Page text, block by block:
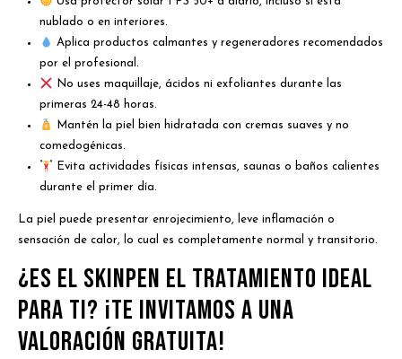
nublado o en interiores.
Aplica productos calmantes y regeneradores recomendados
por el profesional.
No uses maquillaje, ácidos ni exfoliantes durante las
primeras 24-48 horas.
Mantén la piel bien hidratada con cremas suaves y no
comedogénicas.
Evita actividades físicas intensas, saunas o baños calientes
durante el primer día.
La piel puede presentar enrojecimiento, leve inflamación o
sensación de calor, lo cual es completamente normal y transitorio.
¿Es el SkinPen el tratamiento ideal
para ti? ¡Te invitamos a una
valoración gratuita!